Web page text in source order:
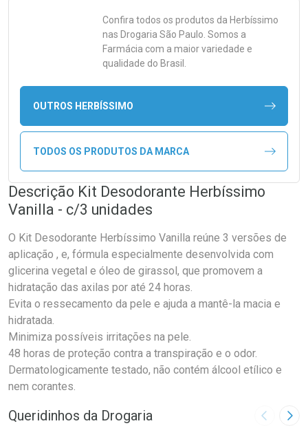
Confira todos os produtos da Herbíssimo
nas Drogaria São Paulo. Somos a
Farmácia com a maior variedade e
qualidade do Brasil.
OUTROS HERBÍSSIMO
TODOS OS PRODUTOS DA MARCA
Descrição Kit Desodorante Herbíssimo
Vanilla - c/3 unidades
O Kit Desodorante Herbíssimo Vanilla reúne 3 versões de
aplicação , e, fórmula especialmente desenvolvida com
glicerina vegetal e óleo de girassol, que promovem a
hidratação das axilas por até 24 horas.
Evita o ressecamento da pele e ajuda a mantê-la macia e
hidratada.
Minimiza possíveis irritações na pele.
48 horas de proteção contra a transpiração e o odor.
Dermatologicamente testado, não contém álcool etílico e
nem corantes.
Queridinhos da Drogaria Imagem